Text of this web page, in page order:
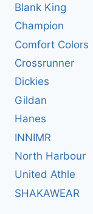
Blank King
Champion
Comfort Colors
Crossrunner
Dickies
Gildan
Hanes
INNIMR
North Harbour
United Athle
SHAKAWEAR